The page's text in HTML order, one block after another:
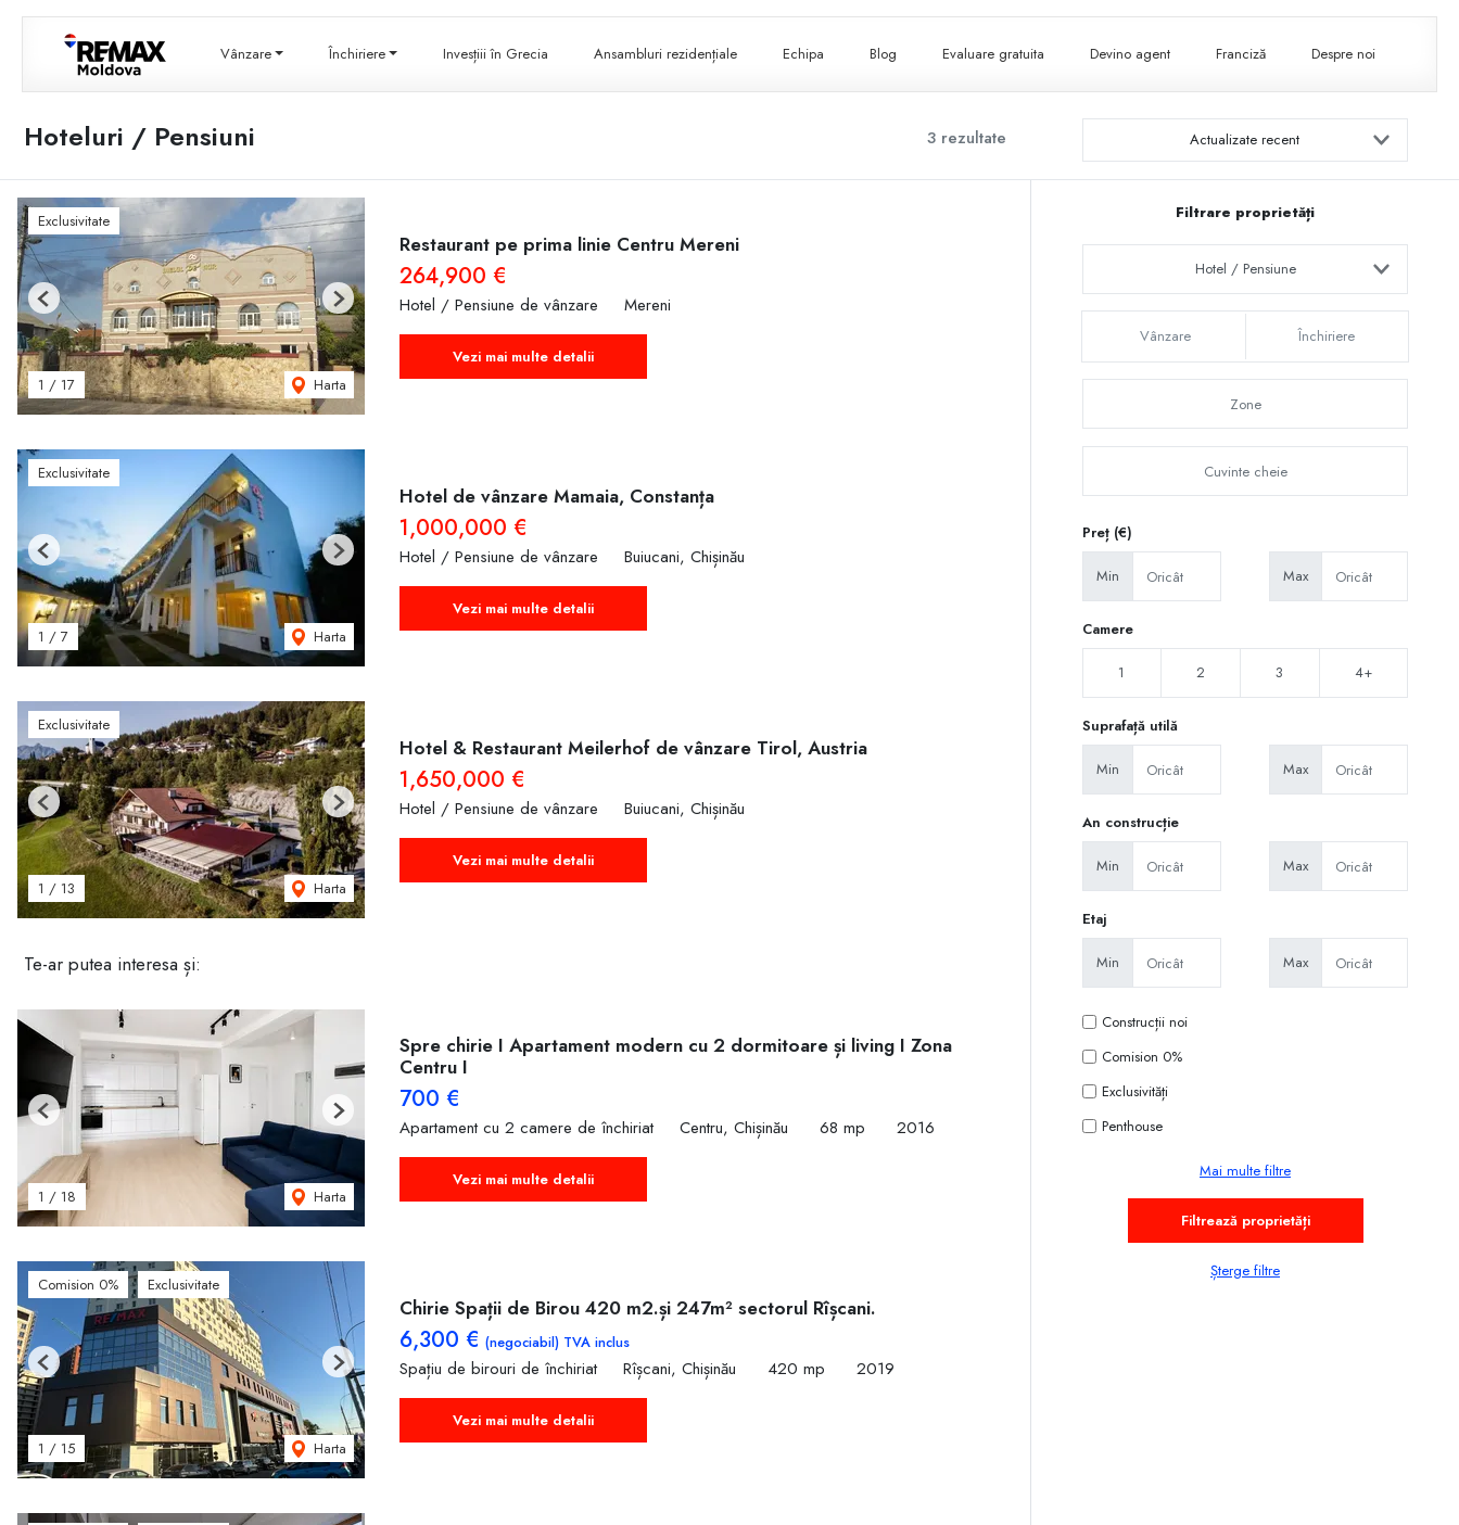
Vânzare Închiriere Invesțiii în Grecia Ansambluri rezidențiale Echipa Blog Evaluare gratuita Devino agent Franciză Despre noi
3 rezultate
Hoteluri / Pensiuni Actualizate recent
Exclusivitate
1 / 17 Harta
Previous Next
Restaurant pe prima linie Centru Mereni
264,900 €
Hotel / Pensiune de vânzare Mereni
Vezi mai multe detalii
Exclusivitate
1 / 7 Harta
Previous Next
Hotel de vânzare Mamaia, Constanța
1,000,000 €
Hotel / Pensiune de vânzare Buiucani, Chișinău
Vezi mai multe detalii
Exclusivitate
1 / 13 Harta
Previous Next
Hotel & Restaurant Meilerhof de vânzare Tirol, Austria
1,650,000 €
Hotel / Pensiune de vânzare Buiucani, Chișinău
Vezi mai multe detalii
Te-ar putea interesa și:
1 / 18 Harta
Previous Next
Spre chirie I Apartament modern cu 2 dormitoare și living I Zona
Centru I
700 €
Apartament cu 2 camere de închiriat Centru, Chișinău 68 mp 2016
Vezi mai multe detalii
Comision 0% Exclusivitate
1 / 15 Harta
Previous Next
Chirie Spații de Birou 420 m2.și 247m² sectorul Rîșcani.
6,300 € (negociabil) TVA inclus
Spațiu de birouri de închiriat Rîșcani, Chișinău 420 mp 2019
Vezi mai multe detalii
Filtrare proprietăți
Hotel / Pensiune
Vânzare Închiriere
Preț (€)
Min Max
Camere
1 2 3 4+
Suprafață utilă
Min Max
An construcție
Min Max
Etaj
Min Max
Construcții noi
Comision 0%
Exclusivități
Penthouse
Mai multe filtre
Șterge filtre